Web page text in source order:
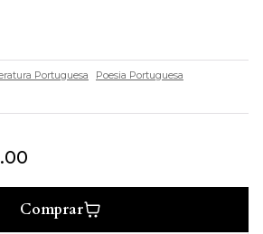
Portuguesa
Poesia Portuguesa
Comprar